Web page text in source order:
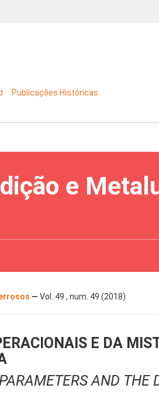
Publicações Históricas
e
— Vol. 49 , num. 49 (2018)
E DA
AND THE